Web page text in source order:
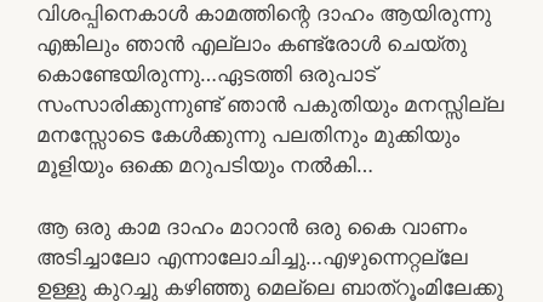
വിശപ്പിനെകാൾ കാമത്തിന്റെ ദാഹം ആയിരുന്നു
എങ്കിലും ഞാൻ എല്ലാം കണ്ട്രോൾ ചെയ്തു
കൊണ്ടേയിരുന്നു…ഏടത്തി ഒരുപാട്
സംസാരിക്കുന്നുണ്ട് ഞാൻ പകുതിയും മനസ്സില്ല
മനസ്സോടെ കേൾക്കുന്നു പലതിനും മുക്കിയും
മൂളിയും ഒക്കെ മറുപടിയും നൽകി…
ആ ഒരു കാമ ദാഹം മാറാൻ ഒരു കൈ വാണം
അടിച്ചാലോ എന്നാലോചിച്ചു…എഴുന്നെറ്റല്ലേ
ഉള്ളു കുറച്ചു കഴിഞ്ഞു മെല്ലെ ബാത്‌റൂംമിലേക്കു